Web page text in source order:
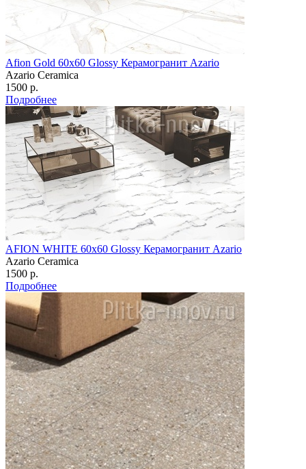
Afion Gold 60х60 Glossy Керамогранит Azario
Azario Ceramica
1500 р.
Подробнее
AFION WHITE 60х60 Glossy Керамогранит Azario
Azario Ceramica
1500 р.
Подробнее